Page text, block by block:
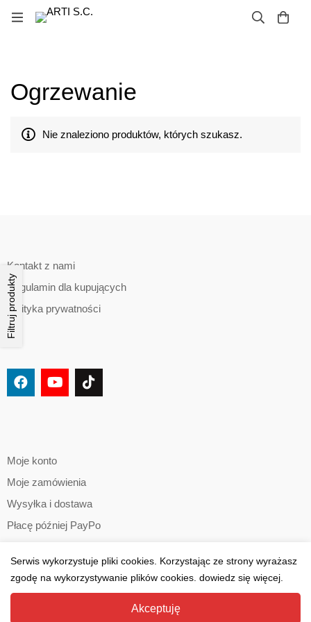
Filtruj produkty
Ogrzewanie
Nie znaleziono produktów, których szukasz.
Kontakt z nami
Regulamin dla kupujących
Polityka prywatności
Moje konto
Moje zamówienia
Wysyłka i dostawa
Płacę później PayPo
Serwis wykorzystuje pliki cookies. Korzystając ze strony wyrażasz
zgodę na wykorzystywanie plików cookies. dowiedz się więcej.
Akceptuję